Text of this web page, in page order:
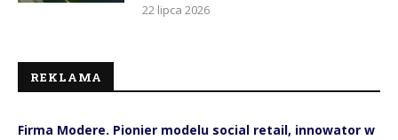
22 lipca 2026
REKLAMA
Firma Modere. Pionier modelu social retail, innowator w